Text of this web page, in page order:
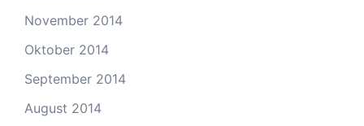
November 2014
Oktober 2014
September 2014
August 2014